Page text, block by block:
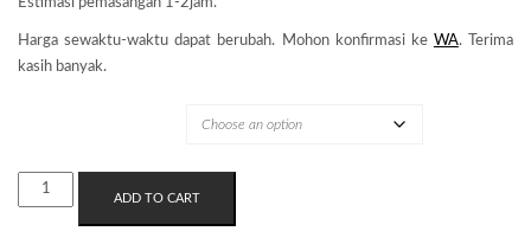
Harga sewaktu-waktu dapat berubah. Mohon konfirmasi ke WA. Terima
kasih banyak.
KACA
BELAKANG
ADD TO CART